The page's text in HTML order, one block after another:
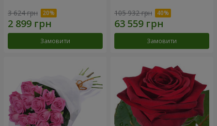
3 624 грн
Замовити
105 932 грн
Замовити